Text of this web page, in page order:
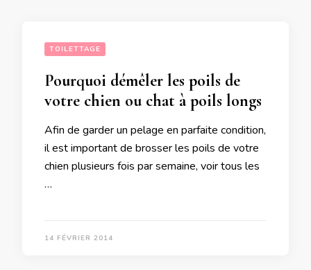
TOILETTAGE
Pourquoi démêler les poils de
votre chien ou chat à poils longs
Afin de garder un pelage en parfaite condition,
il est important de brosser les poils de votre
chien plusieurs fois par semaine, voir tous les
…
14 FÉVRIER 2014